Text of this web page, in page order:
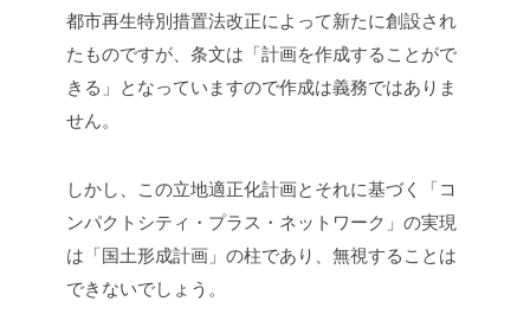
都市再生特別措置法改正によって新たに創設され
たものですが、条文は「計画を作成することがで
きる」となっていますので作成は義務ではありま
せん。
しかし、この立地適正化計画とそれに基づく「コ
ンパクトシティ・プラス・ネットワーク」の実現
は「国土形成計画」の柱であり、無視することは
できないでしょう。